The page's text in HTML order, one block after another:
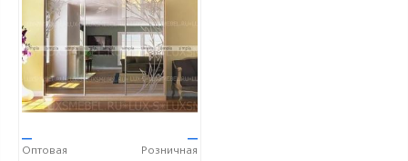
—
Оптовая
—
Розничная